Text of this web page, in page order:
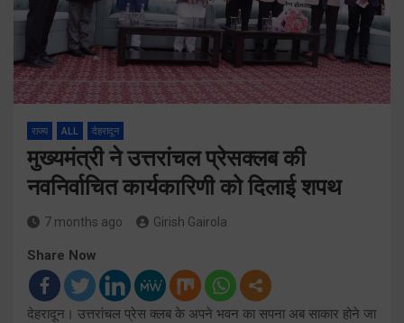
राज्य ALL देहरादून
मुख्यमंत्री ने उत्तरांचल प्रेसक्लब की
नवनिर्वाचित कार्यकारिणी को दिलाई शपथ
7 months ago Girish Gairola
Share Now
देहरादून। उत्तरांचल प्रेस क्लब के अपने भवन का सपना अब साकार होने जा